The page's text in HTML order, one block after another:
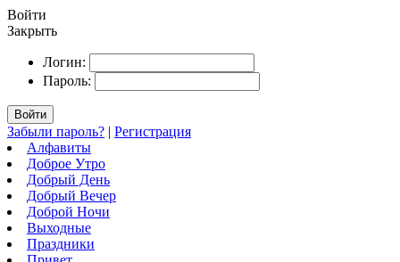
Войти
Закрыть
Логин:
Пароль:
Войти
Забыли пароль? | Регистрация
Алфавиты
Доброе Утро
Добрый День
Добрый Вечер
Доброй Ночи
Выходные
Праздники